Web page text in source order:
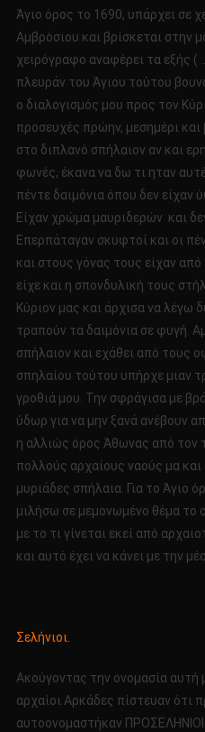
Άγιο όρος το 1690, υπάρχει σε
Αμβρόσιου και βρίσκεται στην
χειρόγραφο αναφέρει τα εξής (
πλευράν του Άγιου τούτου
ο διαλογισμός μου προς τον
προσευχές πρώην, μεσημέρι
στο διπλανό σπήλαιον αν και
φωνές, έκανα να δω τι ηταν
πέντε δαιμόνια όπου δεν
Είχαν χρώμα μαυριδερών και
Επερπάταγαν σκυφτοί και οι
και στους γόνας τους είχαν
είχε και η σπονδυλική τους
Κύριον μας και άρχισα να λέγω
τραπούν τα δαιμόνια σε φυγή.
σπήλαιον και εχάθει από τους
σπηλαίου τούτου υπήρχε μιαν
γροθιά μου. Την σφράγισα με
ύδωρ για να μην ξανά ανέβουν
η αλλιώς όρος Άθωνας από τον
πολλούς αρχαίους ναούς μα
μυριάδες σπήλαια. Για το Άγιο
μιλήσω σε μεμονωμένο θέμα το
με το τι γίνεται εκεί από
και αυτό έχει να κάνει με την
Σελήνιοι.
Ακούγοντας την ονομασία αυτή
αρχαίοι Αρκάδες πίστευαν ότι
αυτοονομαστήκαν